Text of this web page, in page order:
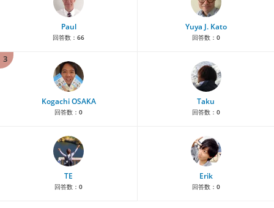
Paul
回答数： 66
Yuya J. Kato
回答数： 0
3
Kogachi OSAKA
回答数： 0
Taku
回答数： 0
TE
回答数： 0
Erik
回答数： 0